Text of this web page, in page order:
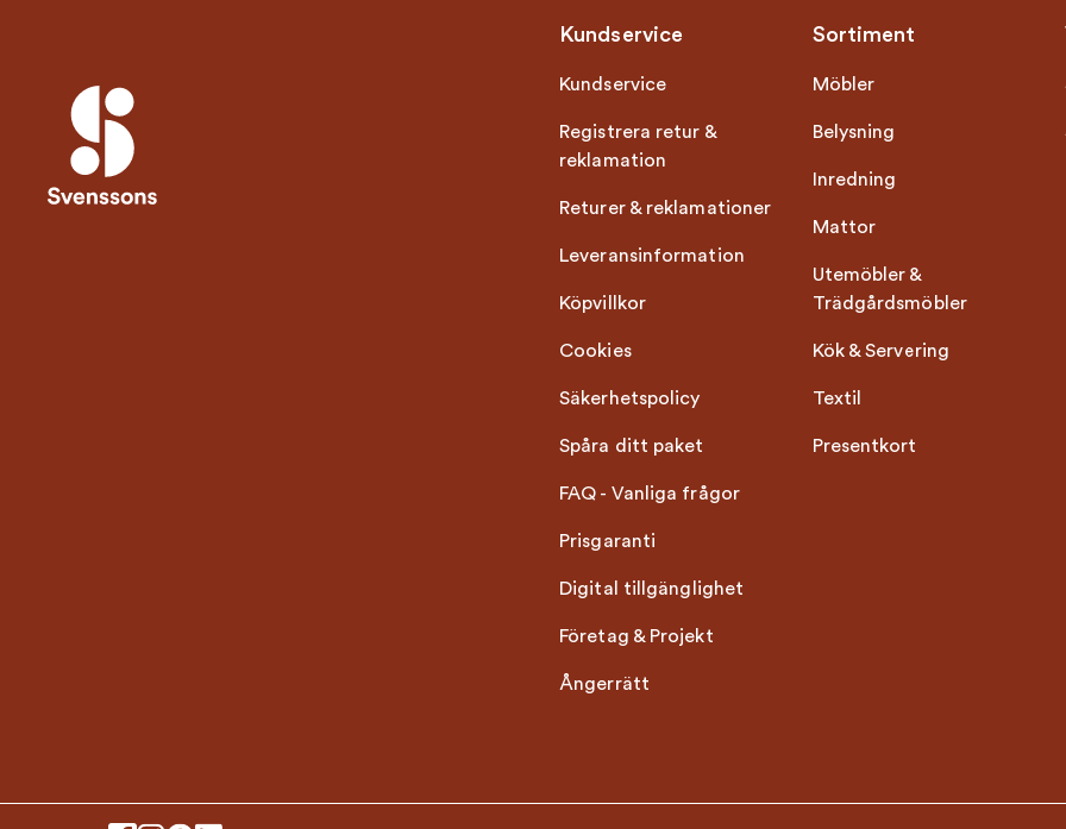
Kundservice
Kundservice
Registrera retur &
reklamation
Returer & reklamationer
Leveransinformation
Köpvillkor
Cookies
Säkerhetspolicy
Spåra ditt paket
FAQ - Vanliga frågor
Prisgaranti
Digital tillgänglighet
Företag & Projekt
Ångerrätt
Sortiment
Möbler
Belysning
Inredning
Mattor
Utemöbler &
Trädgårdsmöbler
Kök & Servering
Textil
Presentkort